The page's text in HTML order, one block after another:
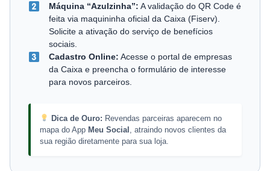
Máquina “Azulzinha”: A validação do QR Code é
feita via maquininha oficial da Caixa (Fiserv).
Solicite a ativação do serviço de benefícios
sociais.
Cadastro Online: Acesse o portal de empresas
da Caixa e preencha o formulário de interesse
para novos parceiros.
Dica de Ouro: Revendas parceiras aparecem no
mapa do App Meu Social , atraindo novos clientes da
sua região diretamente para sua loja.